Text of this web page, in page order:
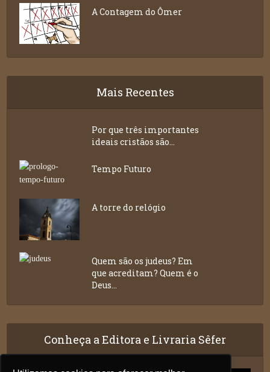
A Contagem do Ômer
Mais Recentes
Por que três importantes
ideais cristãos são...
Tempo Futuro
A torre do relógio
Quem são os judeus? Em
que acreditam? Quem é o
Deus...
Conheça a Editora e Livraria Sêfer